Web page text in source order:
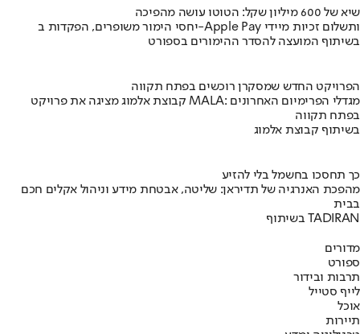
שיא של 600 מיליון שקל: הטוטו עושה מהפיכה
יחסי הימור משופרים, הפקדות ב-Apple Pay ותשלום זכיות מיידי
בשיתוף המועצה להסדר ההימורים בספורט
הפרויקט החדש שמסקרן רוכשים בפתח תקווה
קבוצת אלמוג מציגה את פרויקט MALA: מגדלי הפרימיום האחרונים
בפתח תקווה
בשיתוף קבוצת אלמוג
כך תחסכו בחשמל בלי להזיע
מהפכת האנרגיה של תדיראן: שליטה, אבטחת מידע וניהול אקלים חכם
בבית
בשיתוף TADIRAN
מדורים
ספורט
תרבות ובידור
לייף סטייל
אוכל
תיירות